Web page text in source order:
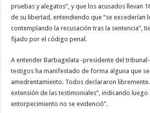
pruebas y alegatos”, y que los acusados llevan
de su libertad, entendiendo que “se excederían
contemplando la recusación tras la sentencia”,
fijado por el código penal.
A entender Barbagelata -presidente del
testigos ha manifestado de forma alguna que
amedrentamiento. Todos declararon
extensión de las testimoniales”, indicando
entorpecimiento no se evidenció”.